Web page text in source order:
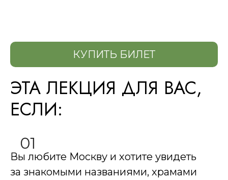
КУПИТЬ БИЛЕТ
ЭТА ЛЕКЦИЯ ДЛЯ ВАС,
ЕСЛИ:​
Вы любите Москву и хотите увидеть
за знакомыми названиями, храмами